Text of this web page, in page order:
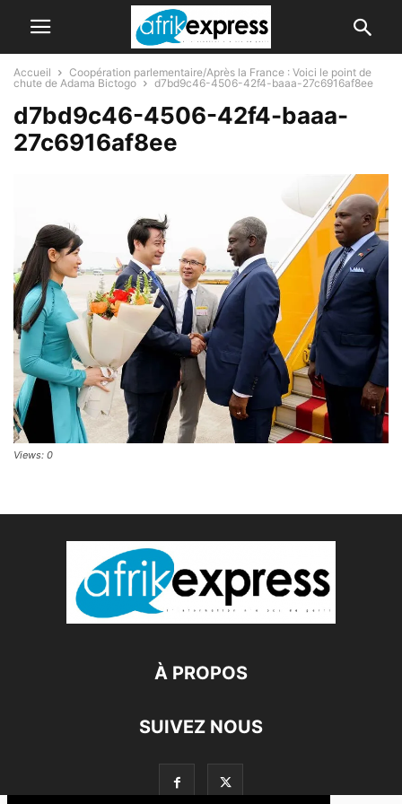
Accueil
Coopération parlementaire/Après la France : Voici le point de
chute de Adama Bictogo
d7bd9c46-4506-42f4-baaa-27c6916af8ee
d7bd9c46-4506-42f4-baaa-
27c6916af8ee
Views: 0
À PROPOS
SUIVEZ NOUS